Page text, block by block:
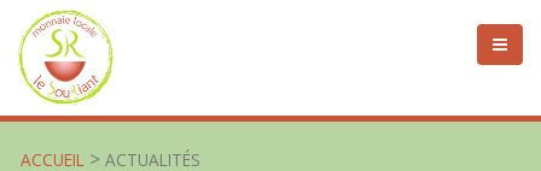
ACCUEIL > ACTUALITÉS